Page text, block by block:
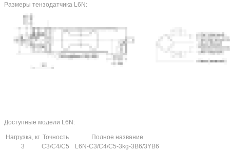
Размеры тензодатчика L6N:
Доступные модели L6N:
Нагрузка, кг Точность
Полное название
3
C3/C4/C5
L6N-C3/C4/C5-3kg-3B6/3YB6